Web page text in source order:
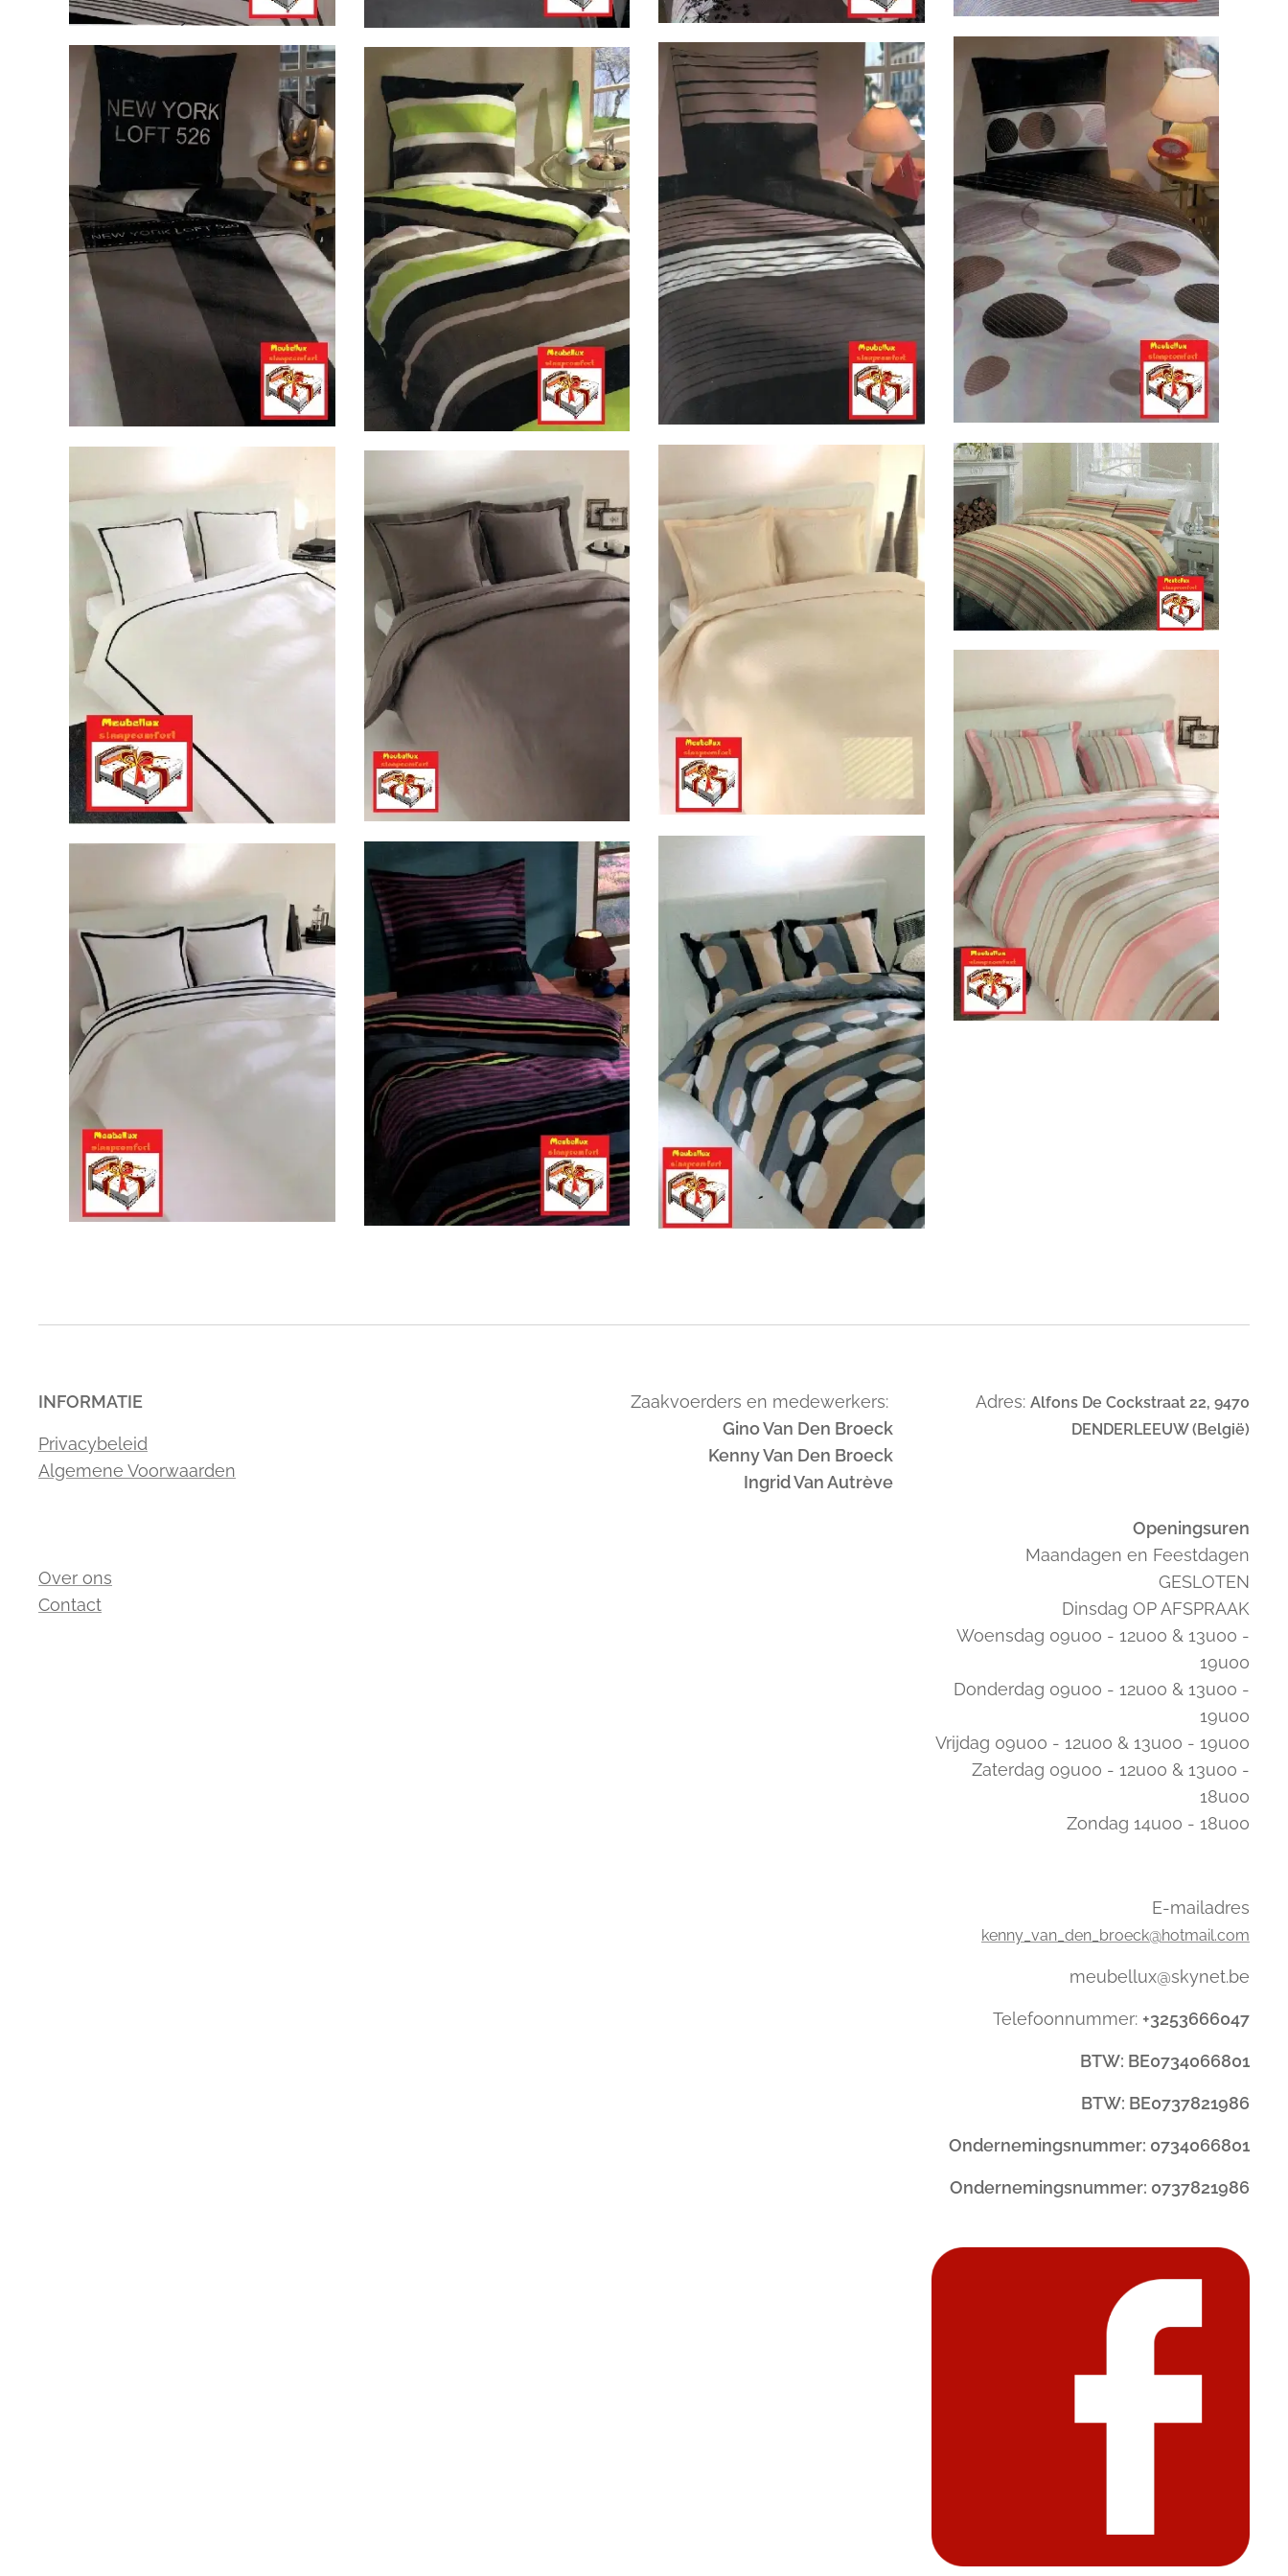
INFORMATIE
Privacybeleid
Algemene Voorwaarden
Over ons
Contact
Zaakvoerders en medewerkers:
Gino Van Den Broeck
Kenny Van Den Broeck
Ingrid Van Autrève
Adres: Alfons De Cockstraat 22, 9470
DENDERLEEUW (België)
Openingsuren
Maandagen en Feestdagen
GESLOTEN
Dinsdag OP AFSPRAAK
Woensdag 09u00 - 12u00 & 13u00 -
19u00
Donderdag 09u00 - 12u00 & 13u00 -
19u00
Vrijdag 09u00 - 12u00 & 13u00 - 19u00
Zaterdag 09u00 - 12u00 & 13u00 -
18u00
Zondag 14u00 - 18u00
E-mailadres
kenny_van_den_broeck@hotmail.com
meubellux@skynet.be
Telefoonnummer: +3253666047
BTW: BE0734066801
BTW: BE0737821986
Ondernemingsnummer: 0734066801
Ondernemingsnummer: 0737821986